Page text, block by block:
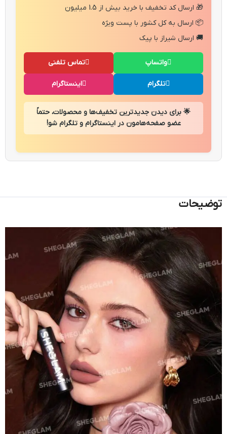
🎁 ارسال کد تخفیف با خرید بیش از 1.5 میلیون
📦 ارسال به کل کشور با پست ویژه
🚚 ارسال شیراز با پیک
تماس تلفنی واتساپ
اینستاگرام تلگرام
🌟 برای دیدن جدیدترین تخفیف‌ها و محصولات، حتماً
عضو صفحه‌هامون در اینستاگرام و تلگرام شو!
توضیحات